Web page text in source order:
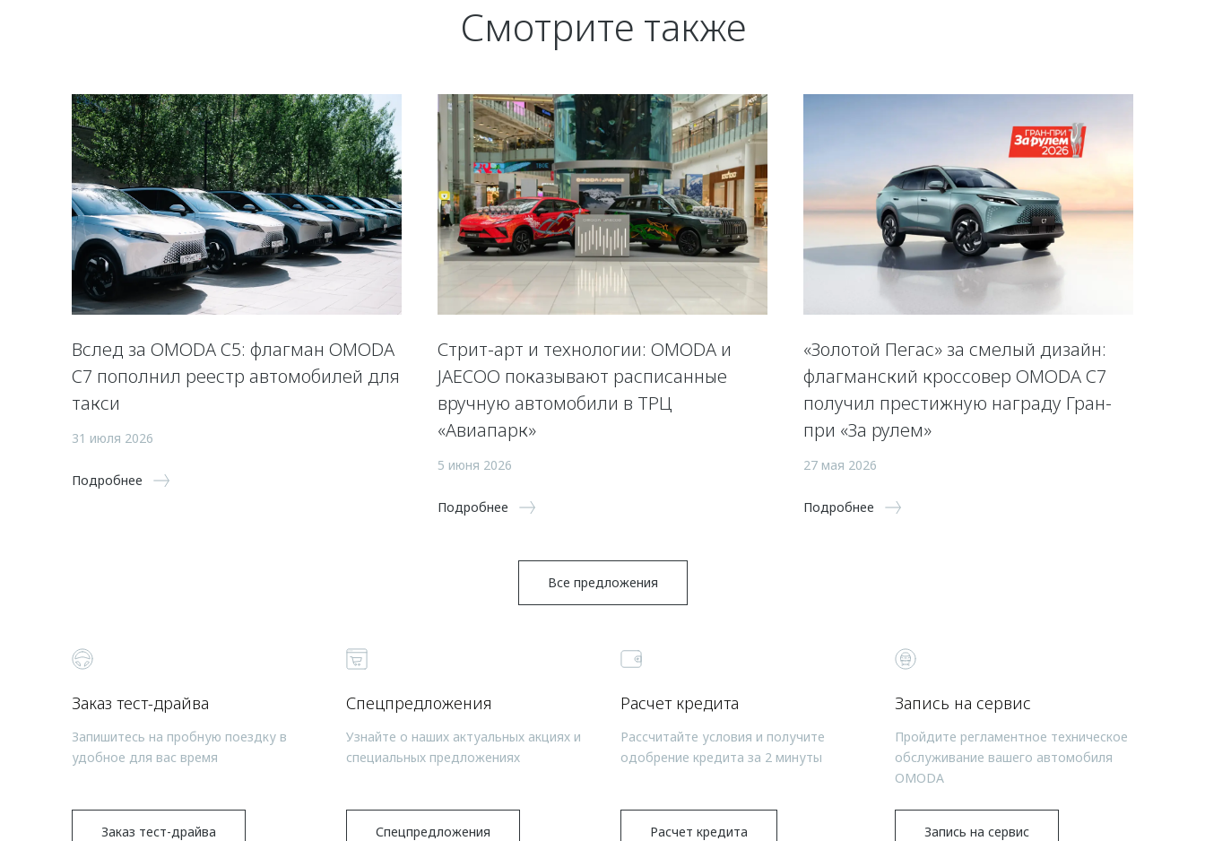
Смотрите также
Вслед за OMODA C5: флагман OMODA
C7 пополнил реестр автомобилей для
такси
31 июля 2026
Подробнее
Стрит-арт и технологии: OMODA и
JAECOO показывают расписанные
вручную автомобили в ТРЦ
«Авиапарк»
5 июня 2026
Подробнее
«Золотой Пегас» за смелый дизайн:
флагманский кроссовер OMODA C7
получил престижную награду Гран-
при «За рулем»
27 мая 2026
Подробнее
Все предложения
Заказ тест-драйва
Запишитесь на пробную поездку в
удобное для вас время
Заказ тест-драйва
Спецпредложения
Узнайте о наших актуальных акциях и
специальных предложениях
Спецпредложения
Расчет кредита
Рассчитайте условия и получите
одобрение кредита за 2 минуты
Расчет кредита
Запись на сервис
Пройдите регламентное техническое
обслуживание вашего автомобиля
OMODA
Запись на сервис